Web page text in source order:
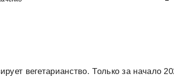
вегетарианство. Только за начало